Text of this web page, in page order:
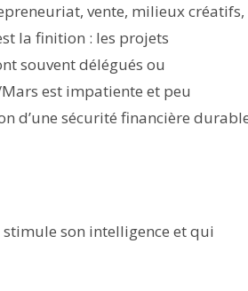
vente, milieux créatifs,
la finition : les projets
souvent délégués ou
est impatiente et peu
d’une sécurité financière
son intelligence et qui